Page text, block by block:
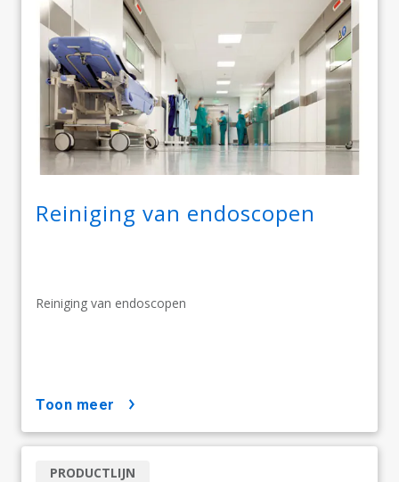
Reiniging van endoscopen
Reiniging van endoscopen
toon meer
PRODUCTLIJN